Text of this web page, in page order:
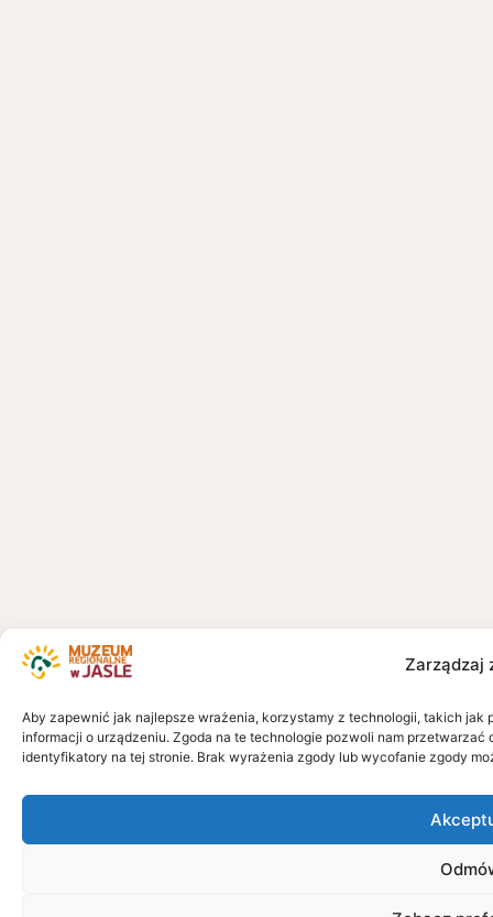
Zarządzaj
Aby zapewnić jak najlepsze wrażenia, korzystamy z technologii, takich
informacji o urządzeniu. Zgoda na te technologie pozwoli nam
identyfikatory na tej stronie. Brak wyrażenia zgody lub wycofanie zgody